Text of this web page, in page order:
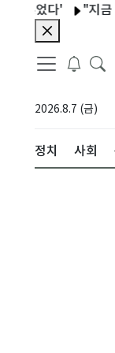
"지금 우크라
2026.8.7 (금)
정치 사회